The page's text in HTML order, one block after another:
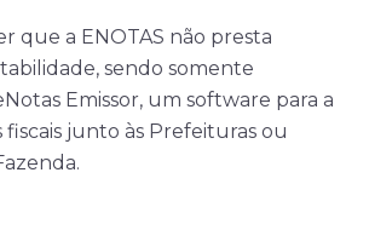
que a ENOTAS não presta
sendo somente
Emissor, um software para a
fiscais junto às Prefeituras ou